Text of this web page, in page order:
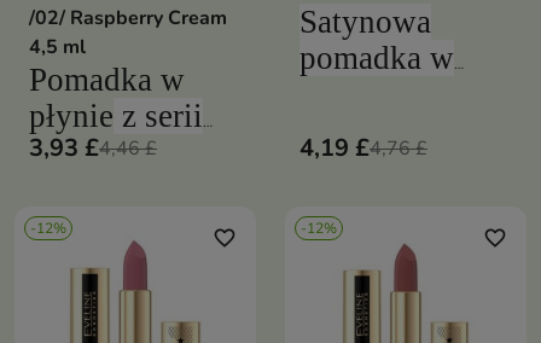
/02/ Raspberry Cream
4,5 ml
Pomadka w
płynie z serii
Eveline Variete
ustach
długotrwały
matowy efekt
3,93 £4,46 £
Satynowa
pomadka w
wybór dla osób
pragnących
szyku. Sześć
uniwersalnych
kolorów oraz
4,19 £4,76 £
-12% favorite_border -12% favorite_border